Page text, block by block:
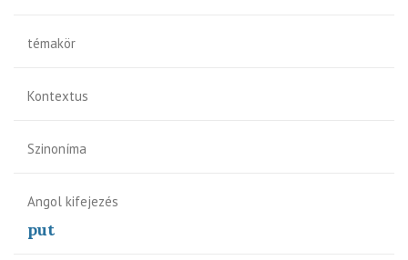
témakör
Kontextus
Szinoníma
Angol kifejezés
put